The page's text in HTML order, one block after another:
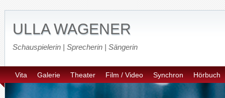
ULLA WAGENER
Schauspielerin | Sprecherin | Sängerin
Vita Galerie Theater Film / Video Synchron Hörbuch